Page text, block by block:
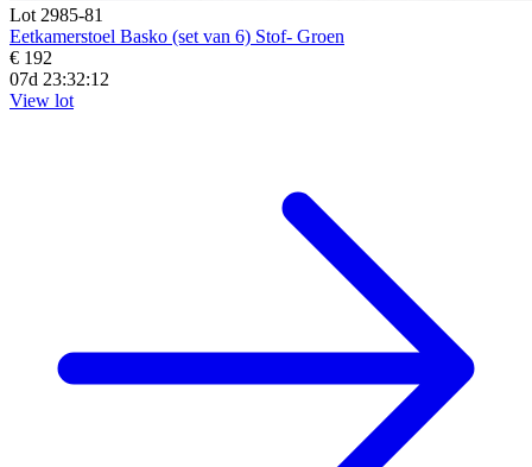
Lot 2985-81
Eetkamerstoel Basko (set van 6) Stof- Groen
€ 192
07d 23:32:11
View lot